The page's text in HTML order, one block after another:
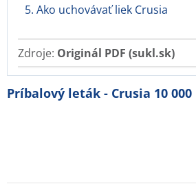
5. Ako uchovávať liek Crusia
Zdroje: Originál PDF (sukl.sk)
Príbalový leták - Crusia 10 000